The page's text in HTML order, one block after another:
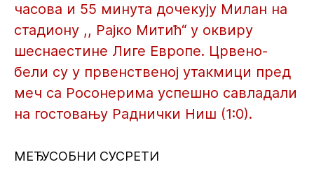
часова и 55 минута дочекују Милан на
стадиону ,, Рајко Митић“ у оквиру
шеснаестине Лиге Европе. Црвено-
бели су у првенственој утакмици пред
меч са Росонерима успешно савладали
на гостовању Раднички Ниш (1:0).
МЕЂУСОБНИ СУСРЕТИ